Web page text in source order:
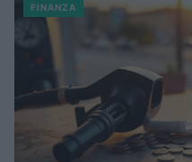
FINANZA